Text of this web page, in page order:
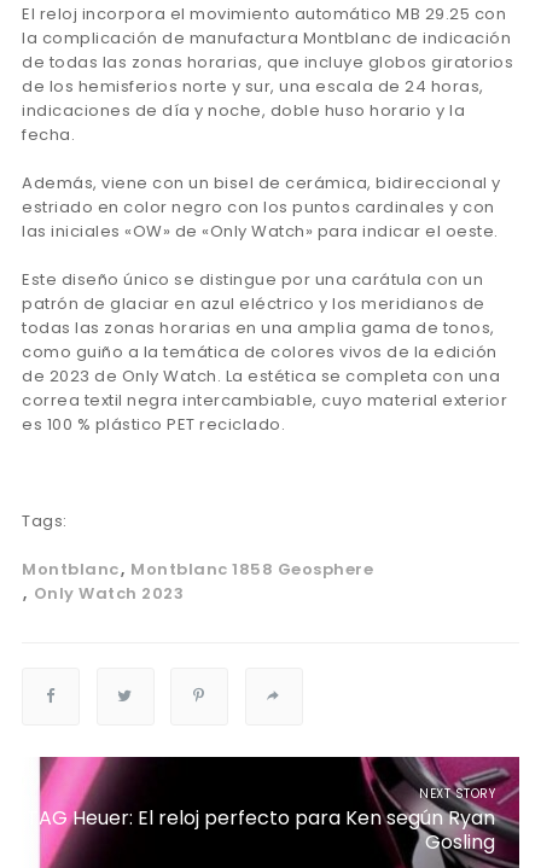
El reloj incorpora el movimiento automático MB 29.25 con
la complicación de manufactura Montblanc de indicación
de todas las zonas horarias, que incluye globos giratorios
de los hemisferios norte y sur, una escala de 24 horas,
indicaciones de día y noche, doble huso horario y la
fecha.
Además, viene con un bisel de cerámica, bidireccional y
estriado en color negro con los puntos cardinales y con
las iniciales «OW» de «Only Watch» para indicar el oeste.
Este diseño único se distingue por una carátula con un
patrón de glaciar en azul eléctrico y los meridianos de
todas las zonas horarias en una amplia gama de tonos,
como guiño a la temática de colores vivos de la edición
de 2023 de Only Watch. La estética se completa con una
correa textil negra intercambiable, cuyo material exterior
es 100 % plástico PET reciclado.
Tags:
Montblanc Montblanc 1858 Geosphere
Only Watch 2023
NEXT STORY
TAG Heuer: El reloj perfecto para Ken según Ryan
Gosling